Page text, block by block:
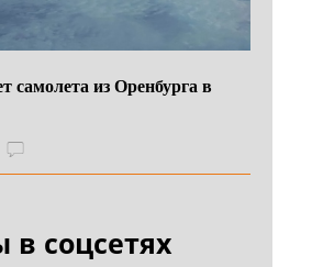
самолета из Оренбурга в
соцсетях